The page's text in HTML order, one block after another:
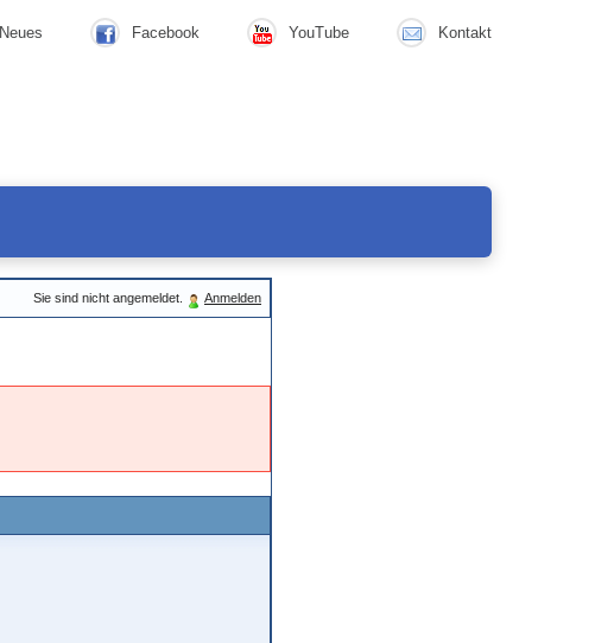
Neues Facebook YouTube Kontakt
Sie sind nicht angemeldet. Anmelden